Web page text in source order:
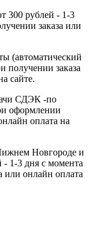
300 рублей - 1-3
заказа или
(автоматический
получении заказа
сайте.
СДЭК -по
оформлении
оплата на
Новгороде и
- 1-3 дня с момента
или онлайн оплата